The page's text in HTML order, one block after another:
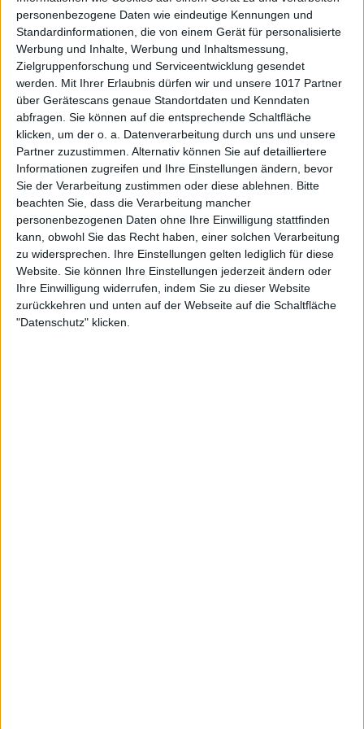
personenbezogene Daten wie eindeutige Kennungen und
Standardinformationen, die von einem Gerät für personalisierte
Werbung und Inhalte, Werbung und Inhaltsmessung,
Zielgruppenforschung und Serviceentwicklung gesendet
werden.
Mit Ihrer Erlaubnis dürfen wir und unsere 1017 Partner
über Gerätescans genaue Standortdaten und Kenndaten
abfragen. Sie können auf die entsprechende Schaltfläche
klicken, um der o. a. Datenverarbeitung durch uns und unsere
Partner zuzustimmen. Alternativ können Sie auf detailliertere
Informationen zugreifen und Ihre Einstellungen ändern, bevor
Sie der Verarbeitung zustimmen oder diese ablehnen.
Bitte
beachten Sie, dass die Verarbeitung mancher
personenbezogenen Daten ohne Ihre Einwilligung stattfinden
kann, obwohl Sie das Recht haben, einer solchen Verarbeitung
zu widersprechen. Ihre Einstellungen gelten lediglich für diese
Website. Sie können Ihre Einstellungen jederzeit ändern oder
Ihre Einwilligung widerrufen, indem Sie zu dieser Website
zurückkehren und unten auf der Webseite auf die Schaltfläche
"Datenschutz" klicken.